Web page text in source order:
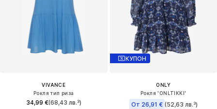
VIVANCE
Рокля тип риза
34,99 €(68,43 лв.³)
КУПОН
ONLY
Рокля 'ONLTIKKI'
От 26,91 € (52,63 лв.³)